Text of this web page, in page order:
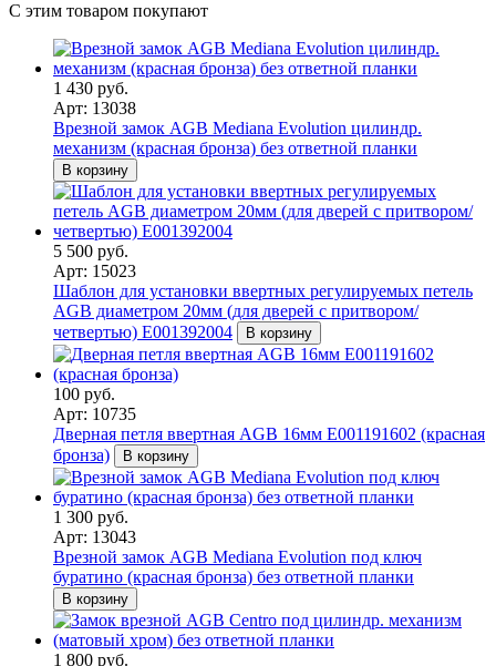
С этим товаром покупают
1 430 руб.
Арт: 13038
Врезной замок AGB Mediana Evolution цилиндр.
механизм (красная бронза) без ответной планки
В корзину
5 500 руб.
Арт: 15023
Шаблон для установки ввертных регулируемых петель
AGB диаметром 20мм (для дверей с притвором/
четвертью) Е001392004
В корзину
100 руб.
Арт: 10735
Дверная петля ввертная AGB 16мм Е001191602 (красная
бронза)
В корзину
1 300 руб.
Арт: 13043
Врезной замок AGB Mediana Evolution под ключ
буратино (красная бронза) без ответной планки
В корзину
1 800 руб.